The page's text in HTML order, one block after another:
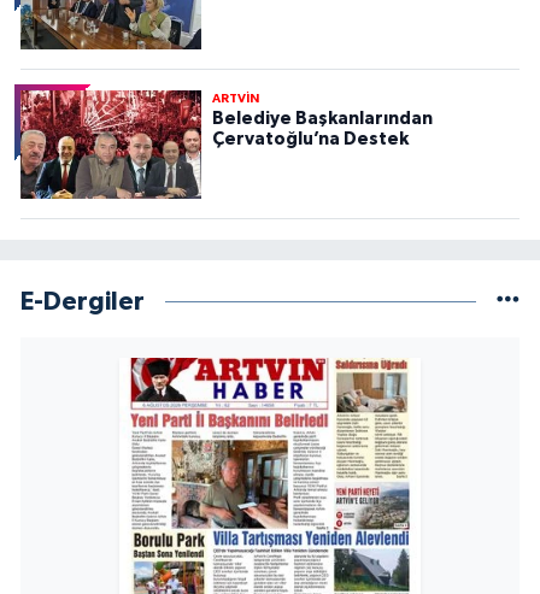
ARTVİN
Belediye Başkanlarından
Çervatoğlu’na Destek
E-Dergiler